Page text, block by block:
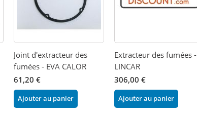
Joint d'extracteur des
fumées - EVA CALOR
61,20 €
Ajouter au panier
Extracteur des fumées -
LINCAR
306,00 €
Ajouter au panier